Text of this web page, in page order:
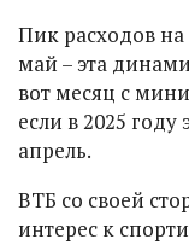
Пик расходов на
май – эта
вот месяц с
если в 2025 году
апрель.
ВТБ со своей
интерес к